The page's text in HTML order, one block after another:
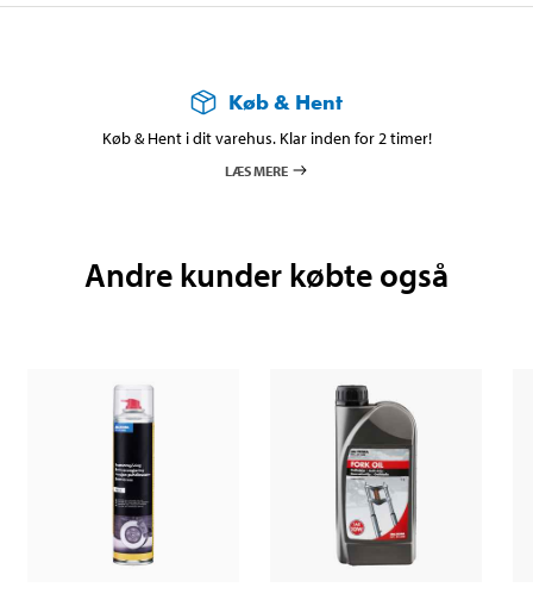
Køb & Hent
Køb & Hent i dit varehus. Klar inden for 2 timer!
LÆS MERE
Andre kunder købte også